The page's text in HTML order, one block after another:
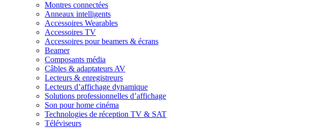
Montres connectées
Anneaux intelligents
Accessoires Wearables
Accessoires TV
Accessoires pour beamers & écrans
Beamer
Composants média
Câbles & adaptateurs AV
Lecteurs & enregistreurs
Lecteurs d’affichage dynamique
Solutions professionnelles d’affichage
Son pour home cinéma
Technologies de réception TV & SAT
Téléviseurs